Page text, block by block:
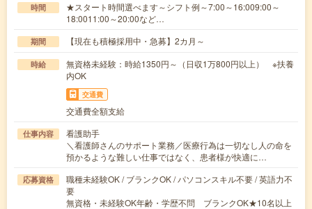
時間
★スタート時間選べます～シフト例～7:00～16:009:00～
18:0011:00～20:00など…
期間 【現在も積極採用中・急募】2カ月～
時給
無資格未経験：時給1350円～（日収1万800円以上） ※扶養
内OK
交通費
交通費全額支給
仕事内容
看護助手
＼看護師さんのサポート業務／医療行為は一切なし人の命を
預かるような難しい仕事ではなく、患者様が快適に…
応募資格
職種未経験OK / ブランクOK / パソコンスキル不要 / 英語力不
要
無資格・未経験OK年齢・学歴不問 ブランクOK★10名以上